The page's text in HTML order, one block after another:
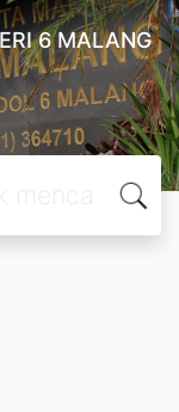
6 MALANG